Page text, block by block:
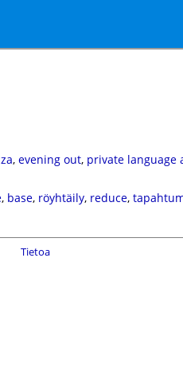
, evening out, private language
, base, röyhtäily, reduce,
Tietoa